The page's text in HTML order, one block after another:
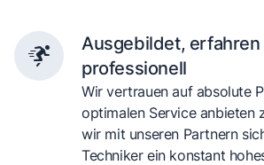
Ausgebildet, erfahren
professionell
Wir vertrauen auf absolute
optimalen Service anbieten
wir mit unseren Partnern
Techniker ein konstant